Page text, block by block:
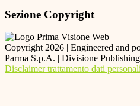
Sezione Copyright
Copyright 2026 | Engineered and
Parma S.p.A. | Divisione
Disclaimer trattamento dati personali